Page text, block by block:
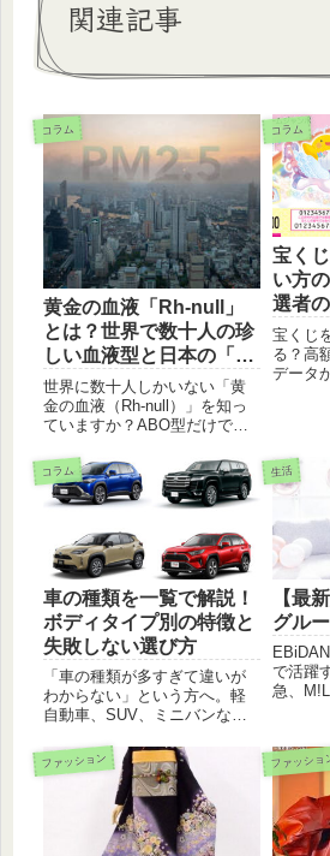
関連記事
コラム
黄金の血液「Rh-null」
とは？世界で数十人の珍
しい血液型と日本の「稀
血」事情
世界に数十人しかいない「黄
金の血液（Rh-null）」を知っ
ていますか？ABO型だけでは
特有の「稀血（まれけつ）」
など、驚きの希少血液型を詳
しく解説。輸血の仕組みやRh
ど、知っておきたい医学の雑
学をお届けします。
コラム
宝く
い方
選者
の吉
宝くじ
る？高
データ
保管場
強の開
赦日）
します
コラム
車の種類を一覧で解説！
ボディタイプ別の特徴と
失敗しない選び方
「車の種類が多すぎて違いが
わからない」という方へ。軽
自動車、SUV、ミニバンな
徴やメリットを分かりやすく
比較解説します。あなたのラ
イフスタイルに最適な一台を
見つけるためのガイドとして
ご活用ください。
生活
【最
グル
で活躍
急、
で分か
た！公
やグル
説。推
認して
活に役
ファッション ファッショ